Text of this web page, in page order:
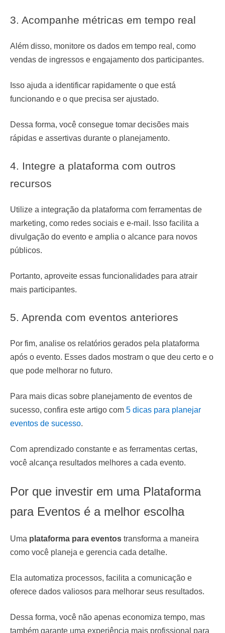
3. Acompanhe métricas em tempo real
Além disso, monitore os dados em tempo real, como
vendas de ingressos e engajamento dos participantes.
Isso ajuda a identificar rapidamente o que está
funcionando e o que precisa ser ajustado.
Dessa forma, você consegue tomar decisões mais
rápidas e assertivas durante o planejamento.
4. Integre a plataforma com outros
recursos
Utilize a integração da plataforma com ferramentas de
marketing, como redes sociais e e-mail. Isso facilita a
divulgação do evento e amplia o alcance para novos
públicos.
Portanto, aproveite essas funcionalidades para atrair
mais participantes.
5. Aprenda com eventos anteriores
Por fim, analise os relatórios gerados pela plataforma
após o evento. Esses dados mostram o que deu certo e o
que pode melhorar no futuro.
Para mais dicas sobre planejamento de eventos de
sucesso, confira este artigo com 5 dicas para planejar
eventos de sucesso.
Com aprendizado constante e as ferramentas certas,
você alcança resultados melhores a cada evento.
Por que investir em uma Plataforma
para Eventos é a melhor escolha
Uma plataforma para eventos transforma a maneira
como você planeja e gerencia cada detalhe.
Ela automatiza processos, facilita a comunicação e
oferece dados valiosos para melhorar seus resultados.
Dessa forma, você não apenas economiza tempo, mas
também garante uma experiência mais profissional para